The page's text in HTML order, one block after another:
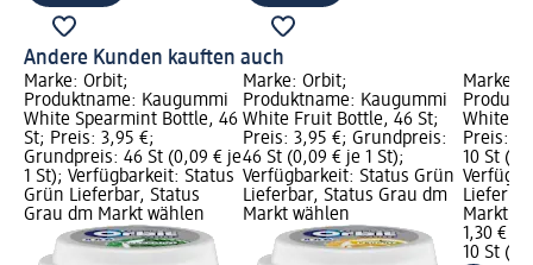
Andere Kunden kauften auch
Marke: Orbit;
Produktname: Kaugummi
White Spearmint Bottle, 46
St; Preis: 3,95 €;
Grundpreis: 46 St (0,09 € je
1 St); Verfügbarkeit: Status
Grün Lieferbar, Status
Grau dm Markt wählen
Marke: Orbit;
Produktname: Kaugummi
White Fruit Bottle, 46 St;
Preis: 3,95 €; Grundpreis:
46 St (0,09 € je 1 St);
Verfügbarkeit: Status Grün
Lieferbar, Status Grau dm
Markt wählen
Marke:
White
Preis:
10 St
Markt
1,30 €
10 St